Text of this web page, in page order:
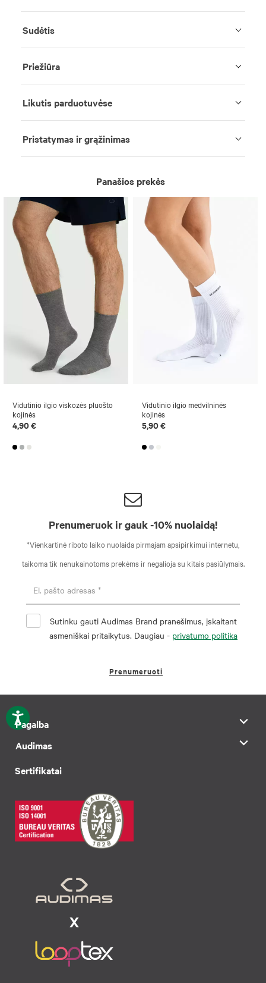
Sudėtis
Priežiūra
Likutis parduotuvėse
Pristatymas ir grąžinimas
Panašios prekės
Vidutinio ilgio viskozės pluošto
kojinės
4,90 €
Vidutinio ilgio medvilninės
kojinės
5,90 €
Prenumeruok ir gauk -10% nuolaidą!
*Vienkartinė riboto laiko nuolaida pirmajam apsipirkimui internetu,
taikoma tik nenukainotoms prekėms ir negalioja su kitais pasiūlymais.
Sutinku gauti Audimas Brand pranešimus, įskaitant
asmeniškai pritaikytus. Daugiau - privatumo politika
Prenumeruoti
Pagalba
Audimas
Sertifikatai